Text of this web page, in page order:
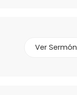
Ver Sermón